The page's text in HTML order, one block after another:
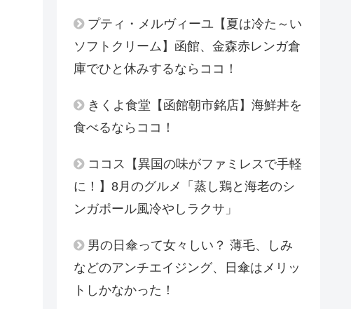
プティ・メルヴィーユ【夏は冷た～い
ソフトクリーム】函館、金森赤レンガ倉
庫でひと休みするならココ！
きくよ食堂【函館朝市銘店】海鮮丼を
食べるならココ！
ココス【異国の味がファミレスで手軽
に！】8月のグルメ「蒸し鶏と海老のシ
ンガポール風冷やしラクサ」
男の日傘って女々しい？ 薄毛、しみ
などのアンチエイジング、日傘はメリッ
トしかなかった！